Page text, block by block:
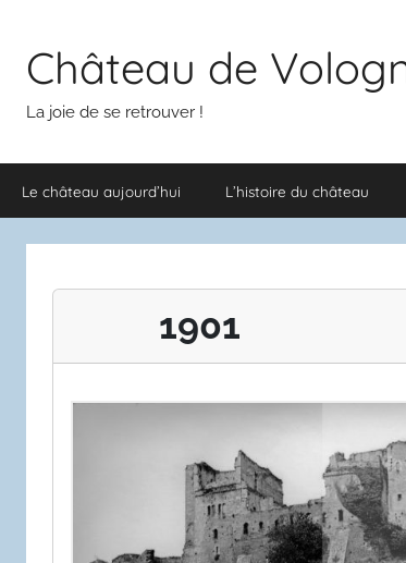
contenuChâteau de
La joie de se retrouver !
Le château aujourd’hui L’histoire du château
1901